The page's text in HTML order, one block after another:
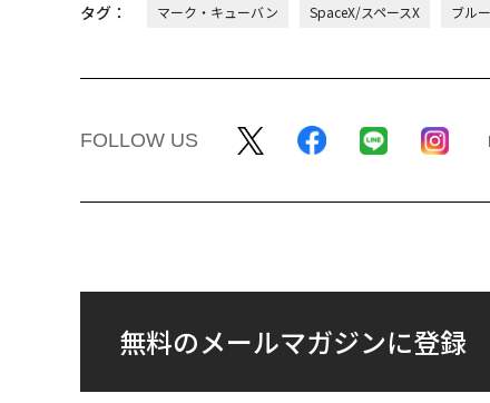
タグ： マーク・キューバン SpaceX/スペースX ブル
FOLLOW US
無料のメールマガジンに登録